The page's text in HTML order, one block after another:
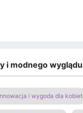
i modnego wyglądu
i wygoda dla kobiet